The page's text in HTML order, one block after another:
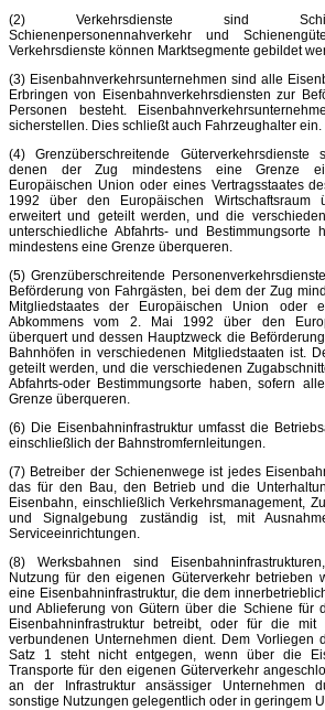
(2) Verkehrsdienste sind
Schienenpersonennahverkehr und
Verkehrsdienste können Marktsegmente gebildet
(3) Eisenbahnverkehrsunternehmen sind alle
Erbringen von Eisenbahnverkehrsdiensten zur
Personen besteht.
sicherstellen. Dies schließt auch Fahrzeughalter ein.
(4) Grenzüberschreitende Güterverkehrsdienste
denen der Zug mindestens eine Grenze
Europäischen Union oder eines Vertragsstaates
1992 über den Europäischen Wirtschaftsraum
erweitert und geteilt werden, und die
unterschiedliche Abfahrts- und Bestimmungsorte
mindestens eine Grenze überqueren.
(5) Grenzüberschreitende
Beförderung von Fahrgästen, bei dem der Zug
Mitgliedstaates der Europäischen Union oder
Abkommens vom 2. Mai 1992 über den
überquert und dessen Hauptzweck die
Bahnhöfen in verschiedenen Mitgliedstaaten ist.
geteilt werden, und die verschiedenen
Abfahrts-oder Bestimmungsorte haben, sofern
Grenze überqueren.
(6) Die Eisenbahninfrastruktur umfasst die
einschließlich der Bahnstromfernleitungen.
(7) Betreiber der Schienenwege ist jedes
das für den Bau, den Betrieb und die
Eisenbahn, einschließlich Verkehrsmanagement,
und Signalgebung zuständig ist, mit
Serviceeinrichtungen.
(8) Werksbahnen sind
Nutzung für den eigenen Güterverkehr betrieben
eine Eisenbahninfrastruktur, die dem
und Ablieferung von Gütern über die Schiene für
Eisenbahninfrastruktur betreibt, oder für die mit
verbundenen Unternehmen dient. Dem Vorliegen
Satz 1 steht nicht entgegen, wenn über die
Transporte für den eigenen Güterverkehr
an der Infrastruktur ansässiger Unternehmen
sonstige Nutzungen gelegentlich oder in geringem